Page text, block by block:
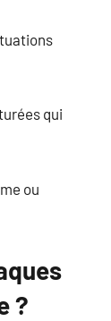
qui
ou
?